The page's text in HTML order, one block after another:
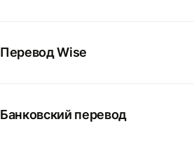
Перевод Wise
Банковский перевод